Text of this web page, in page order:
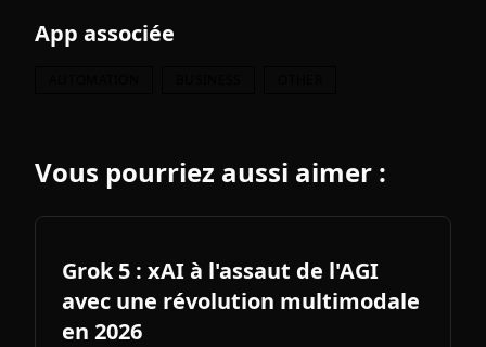
App associée
Vous pourriez aussi aimer :
Grok 5 : xAI à l'assaut de l'AGI
avec une révolution multimodale
en 2026